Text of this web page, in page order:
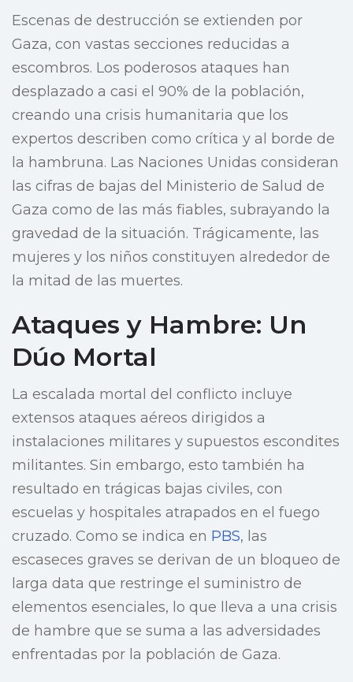
Escenas de destrucción se extienden por
Gaza, con vastas secciones reducidas a
escombros. Los poderosos ataques han
desplazado a casi el 90% de la población,
creando una crisis humanitaria que los
expertos describen como crítica y al borde de
la hambruna. Las Naciones Unidas consideran
las cifras de bajas del Ministerio de Salud de
Gaza como de las más fiables, subrayando la
gravedad de la situación. Trágicamente, las
mujeres y los niños constituyen alrededor de
la mitad de las muertes.
Ataques y Hambre: Un
Dúo Mortal
La escalada mortal del conflicto incluye
extensos ataques aéreos dirigidos a
instalaciones militares y supuestos escondites
militantes. Sin embargo, esto también ha
resultado en trágicas bajas civiles, con
escuelas y hospitales atrapados en el fuego
cruzado. Como se indica en PBS, las
escaseces graves se derivan de un bloqueo de
larga data que restringe el suministro de
elementos esenciales, lo que lleva a una crisis
de hambre que se suma a las adversidades
enfrentadas por la población de Gaza.